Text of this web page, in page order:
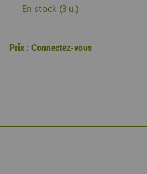
En stock (3 u.)
Prix : Connectez-vous